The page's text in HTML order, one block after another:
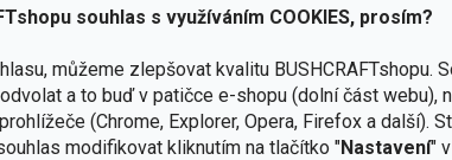
souhlas s využíváním COOKIES, prosím?
můžeme zlepšovat kvalitu BUSHCRAFTshopu.
a to buď v patičce e-shopu (dolní část webu),
(Chrome, Explorer, Opera, Firefox a další).
modifikovat kliknutím na tlačítko "Nastavení"
Do košíku
dispozici 4 gumová
295 Kč
Velikost 120 x 105 mm.